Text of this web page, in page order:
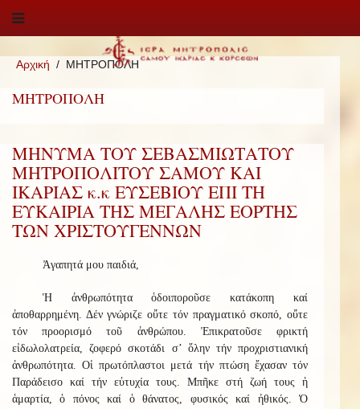
Αρχική ΜΗΤΡΟΠΟΛΗ
ΜΗΤΡΟΠΟΛΗ
ΜΗΝΥΜΑ ΤΟΥ ΣΕΒΑΣΜΙΩΤΑΤΟΥ
ΜΗΤΡΟΠΟΛΙΤΟΥ ΣΑΜΟΥ ΚΑΙ
ΙΚΑΡΙΑΣ κ.κ ΕΥΣΕΒΙΟΥ ΕΠΙ ΤΗ
ΕΥΚΑΙΡΙΑ ΤΗΣ ΜΕΓΑΛΗΣ ΕΟΡΤΗΣ
ΤΩΝ ΧΡΙΣΤΟΥΓΕΝΝΩΝ
Ἀγαπητά μου παιδιά,
Ἡ ἀνθρωπότητα ὁδοιποροῦσε κατάκοπη καί
ἀποθαρρημένη. Δέν γνώριζε οὔτε τόν πραγματικό σκοπό, οὔτε
τόν προορισμό τοῦ ἀνθρώπου. Ἐπικρατοῦσε φρικτή
εἰδωλολατρεία, ζοφερό σκοτάδι σ’ ὅλην τήν προχριστιανική
ἀνθρωπότητα. Οἱ πρωτόπλαστοι μετά τήν πτώση ἔχασαν τόν
Παράδεισο καί τήν εὐτυχία τους. Μπῆκε στή ζωή τους ἡ
ἁμαρτία, ὁ πόνος καί ὁ θάνατος, φυσικός καί ἠθικός. Ὁ